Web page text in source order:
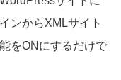
ンからXMLサイト
をONにするだけで